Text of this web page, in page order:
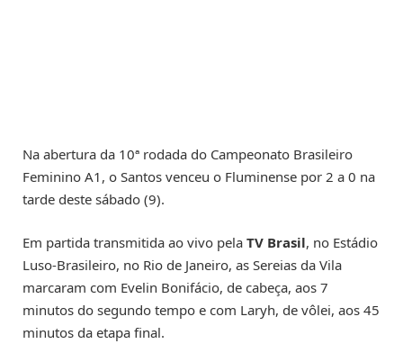
Na abertura da 10ª rodada do Campeonato Brasileiro
Feminino A1, o Santos venceu o Fluminense por 2 a 0 na
tarde deste sábado (9).
Em partida transmitida ao vivo pela TV Brasil, no Estádio
Luso-Brasileiro, no Rio de Janeiro, as Sereias da Vila
marcaram com Evelin Bonifácio, de cabeça, aos 7
minutos do segundo tempo e com Laryh, de vôlei, aos 45
minutos da etapa final.